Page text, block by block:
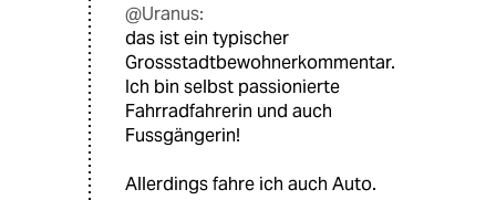
@Uranus:
das ist ein typischer
Grossstadtbewohnerkommentar.
Ich bin selbst passionierte
Fahrradfahrerin und auch
Fussgängerin!
Allerdings fahre ich auch Auto.